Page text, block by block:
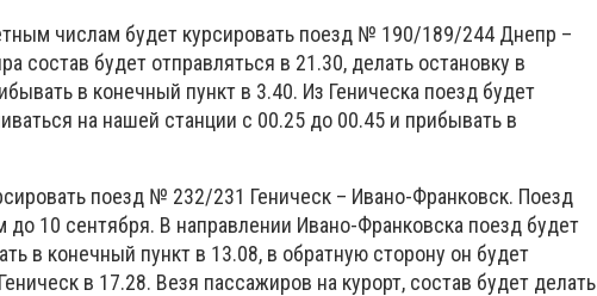
числам будет курсировать поезд № 190/189/244 Днепр –
состав будет отправляться в 21.30, делать остановку в
в конечный пункт в 3.40. Из Геническа поезд будет
на нашей станции с 00.25 до 00.45 и прибывать в
поезд № 232/231 Геническ – Ивано-Франковск. Поезд
до 10 сентября. В направлении Ивано-Франковска поезд будет
в конечный пункт в 13.08, в обратную сторону он будет
в 17.28. Везя пассажиров на курорт, состав будет делать